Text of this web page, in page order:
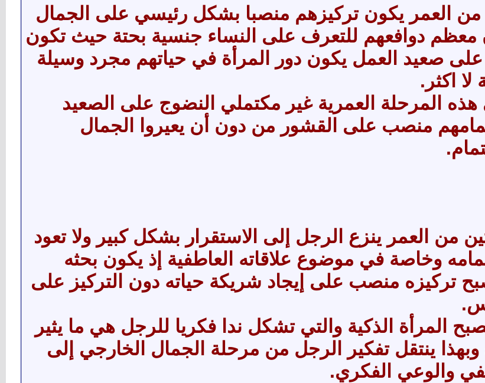
من العمر يكون تركيزهم منصبا بشكل رئيسي على الجمال
معظم دوافعهم للتعرف على النساء جنسية بحتة حيث تكون
صعيد العمل يكون دور المرأة في حياتهم مجرد وسيلة
لا اكثر.
المرحلة العمرية غير مكتملي النضوج على الصعيد
منصب على القشور من دون أن يعيروا الجمال
من العمر ينزع الرجل إلى الاستقرار بشكل كبير ولا تعود
وخاصة في موضوع علاقاته العاطفية إذ يكون بحثه
تركيزه منصب على إيجاد شريكة حياته دون التركيز على
المرأة الذكية والتي تشكل ندا فكريا للرجل هي ما يثير
وبهذا ينتقل تفكير الرجل من مرحلة الجمال الخارجي إلى
والوعي الفكري.